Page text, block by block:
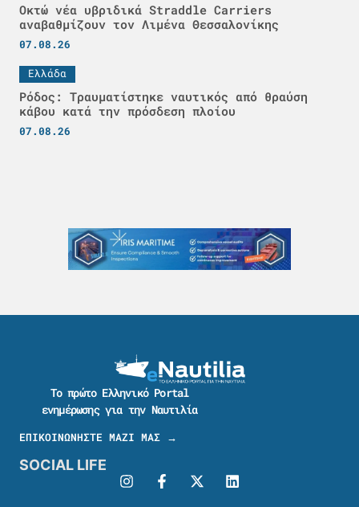
Οκτώ νέα υβριδικά Straddle Carriers
αναβαθμίζουν τον Λιμένα Θεσσαλονίκης
07.08.26
Ελλάδα
Ρόδος: Τραυματίστηκε ναυτικός από θραύση
κάβου κατά την πρόσδεση πλοίου
07.08.26
Το πρώτο Ελληνικό Portal
ενημέρωσης για την Ναυτιλία
ΕΠΙΚΟΙΝΩΝΗΣΤΕ ΜΑΖΙ ΜΑΣ →
SOCIAL LIFE